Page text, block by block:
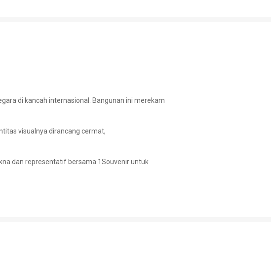
di kancah internasional. Bangunan ini merekam
visualnya dirancang cermat,
dan representatif bersama 1Souvenir untuk